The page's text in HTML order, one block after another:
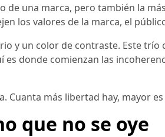
de una marca, pero también la
los valores de la marca, el
y un color de contraste. Este trío
es donde comienzan las
Cuanta más libertad hay, mayor es
que no se oye